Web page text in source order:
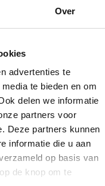
Over
advertenties te
te bieden en om
delen we informatie
partners voor
Deze partners kunnen
informatie die u aan
op basis van
de knop om te